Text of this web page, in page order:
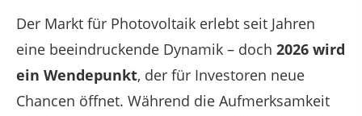
Der Markt für Photovoltaik erlebt seit Jahren
eine beeindruckende Dynamik – doch 2026 wird
ein Wendepunkt, der für Investoren neue
Chancen öffnet. Während die Aufmerksamkeit